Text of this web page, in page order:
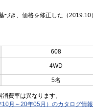
き、価格を修正した（2019.10）
608
4WD
5名
費率は異なります。
10月～20年05月）のカタログ情